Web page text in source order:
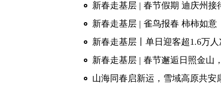
新春走基层 | 春节假期 迪庆州接
新春走基层 | 雀鸟报春 柿柿如意
新春走基层丨单日迎客超1.6万
新春走基层 | 春节邂逅日照金山
山海同春启新运，雪域高原共安